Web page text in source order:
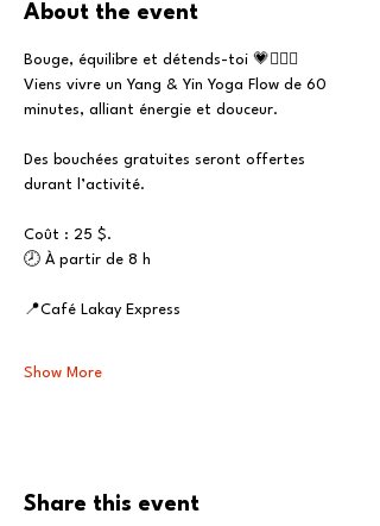
About the event
Bouge, équilibre et détends-toi 💗🧘🏽‍♀️
Viens vivre un Yang & Yin Yoga Flow de 60
minutes, alliant énergie et douceur.
Des bouchées gratuites seront offertes
durant l’activité.
Coût : 25 $.
🕗 À partir de 8 h
📍Café Lakay Express
Show More
Share this event